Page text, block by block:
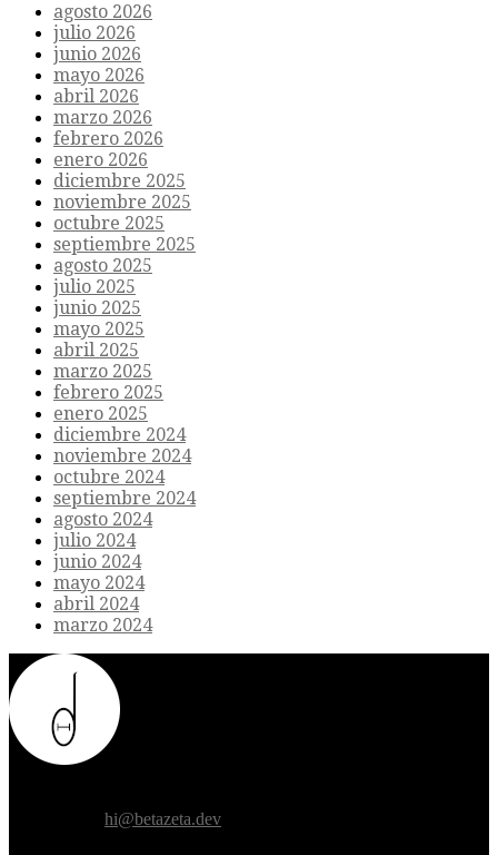
agosto 2026
julio 2026
junio 2026
mayo 2026
abril 2026
marzo 2026
febrero 2026
enero 2026
diciembre 2025
noviembre 2025
octubre 2025
septiembre 2025
agosto 2025
julio 2025
junio 2025
mayo 2025
abril 2025
marzo 2025
febrero 2025
enero 2025
diciembre 2024
noviembre 2024
octubre 2024
septiembre 2024
agosto 2024
julio 2024
junio 2024
mayo 2024
abril 2024
marzo 2024
hi@betazeta.dev